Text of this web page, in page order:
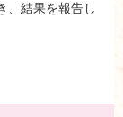
、結果を報告し